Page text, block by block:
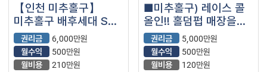
【인천 미추홀구】
미추홀구 배후세대 S급
매장
권리금
6,000만원
월수익
500만원
월비용
210만원
■미추홀구) 레이스 콜
올인!! 홀덤펍 매장을
소개합니다.■
권리금
5,000만원
월수익
500만원
월비용
120만원